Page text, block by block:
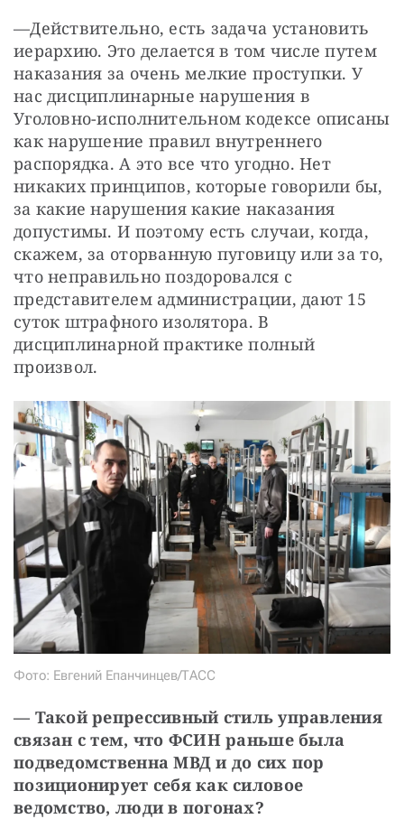
—Действительно, есть задача установить
иерархию. Это делается в том числе путем
наказания за очень мелкие проступки. У
нас дисциплинарные нарушения в
Уголовно-исполнительном кодексе описаны
как нарушение правил внутреннего
распорядка. А это все что угодно. Нет
никаких принципов, которые говорили бы,
за какие нарушения какие наказания
допустимы. И поэтому есть случаи, когда,
скажем, за оторванную пуговицу или за то,
что неправильно поздоровался с
представителем администрации, дают 15
суток штрафного изолятора. В
дисциплинарной практике полный
произвол.
Фото: Евгений Епанчинцев/ТАСС
— Такой репрессивный стиль управления
связан с тем, что ФСИН раньше была
подведомственна МВД и до сих пор
позиционирует себя как силовое
ведомство, люди в погонах?